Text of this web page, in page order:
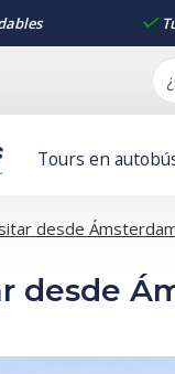
Tours en
desde
desde